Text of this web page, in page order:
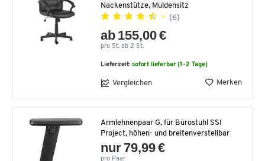
Nackenstütze, Muldensitz
(6)
ab 155,00 €
pro St. ab 2 St.
Lieferzeit:sofort lieferbar (1-2 Tage)
Vergleichen Merken
Armlehnenpaar G, für Bürostuhl SSI
Project, höhen- und breitenverstellbar
nur 79,99 €
pro Paar